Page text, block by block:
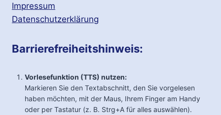
Impressum
Datenschutzerklärung
Barrierefreiheitshinweis:
Vorlesefunktion (TTS) nutzen:
Markieren Sie den Textabschnitt, den Sie vorgelesen
haben möchten, mit der Maus, Ihrem Finger am Handy
oder per Tastatur (z. B. Strg+A für alles auswählen).